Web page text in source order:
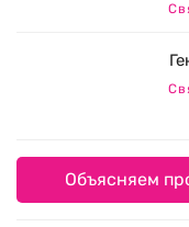
Объясняем